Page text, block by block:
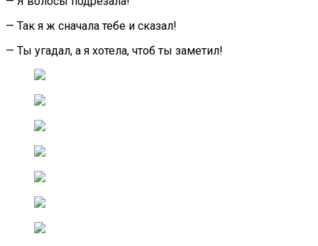
— Так я ж сначала тебе и сказал!
— Ты угадал, а я хотела, чтоб ты заметил!